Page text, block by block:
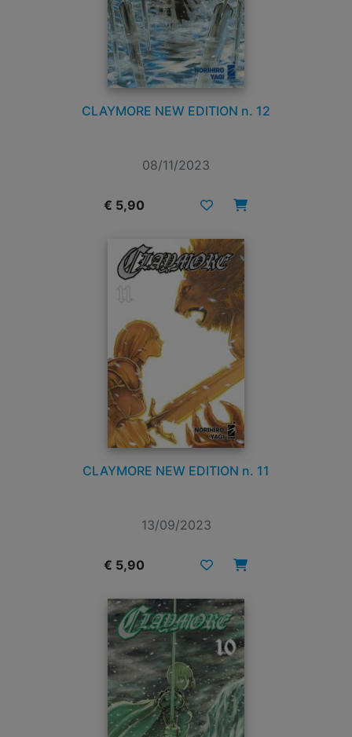
CLAYMORE NEW EDITION n. 12
08/11/2023
€ 5,90
CLAYMORE NEW EDITION n. 11
13/09/2023
€ 5,90